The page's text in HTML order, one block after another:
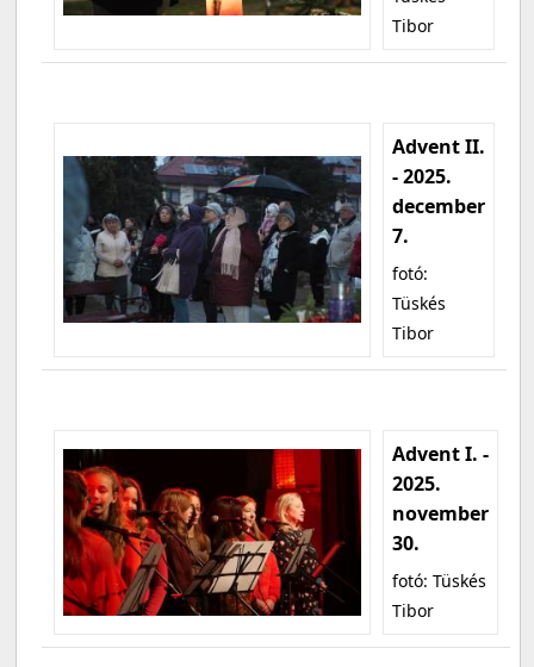
Tibor
Advent II.
- 2025.
december
7.
fotó:
Tüskés
Tibor
Advent I. -
2025.
november
30.
fotó: Tüskés
Tibor